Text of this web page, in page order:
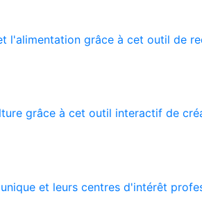
l'alimentation grâce à cet outil de
grâce à cet outil interactif de
et leurs centres d'intérêt